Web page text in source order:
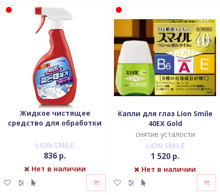
Жидкое чистящее
средство для обработки
Beat спрей 500 мл
LION SMILE
836 р.
Нет в наличии
Капли для глаз Lion Smile
40EX Gold
снятие усталости
LION SMILE
1 520 р.
Нет в наличии